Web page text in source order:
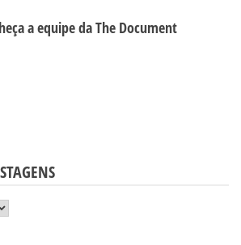
a equipe da The Document